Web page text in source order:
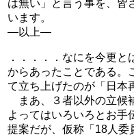
は無い」と言う事を、皆
います。
―以上―
．．．．．なにを今更
からあったことである。
て立ち上げたのが「日本
まあ、３者以外の立候
よってはいろいろとお手
提案だが、仮称「18人委